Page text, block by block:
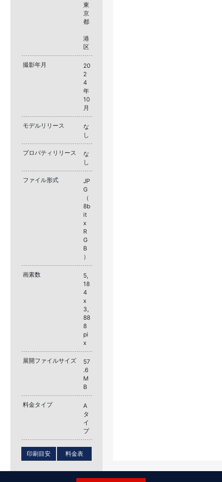
東
京
都
港
区
撮影年月
20
2
4
年
10
月
モデルリリース
な
し
プロパティリリース
な
し
ファイル形式
JP
G
（
8b
it
x
R
G
B
）
画素数
5,
18
4
x
3,
88
8
pi
x
展開ファイルサイズ
57
.6
M
B
料金タイプ
A
タ
イ
プ
印刷目安 料金表